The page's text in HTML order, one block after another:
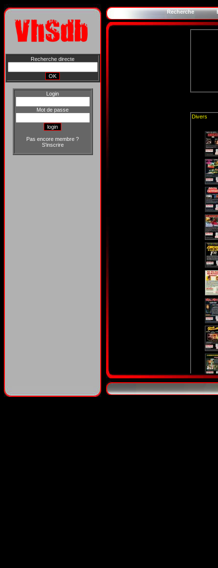
Recherche directe
Login
Mot de passe
Pas encore membre ?
S'inscrire
Recherche
Divers